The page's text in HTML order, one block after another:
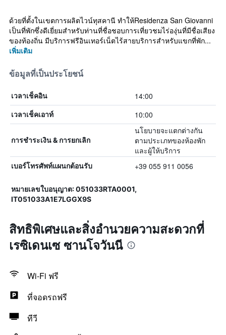
ด้วยที่ตั้งในเขตการผลิตไวน์ทุสคานี ทำให้Residenza San Giovanni
เป็นที่พักซึ่งดีเยี่ยมสำหรับท่านที่ชื่อชอบการเที่ยวชมไร่องุ่นที่มีชื่อเสียง
ของท้องถิ่น มีบริการฟรีอินเทอร์เน็ตไร้สายบริการสำหรับแขกที่พัก...
เพิ่มเติม
ข้อมูลที่เป็นประโยชน์
เวลาเช็คอิน 14:00
เวลาเช็คเอาท์ 10:00
การชำระเงิน & การยกเลิก
นโยบายจะแตกต่างกัน
ตามประเภทของห้องพัก
และผู้ให้บริการ
เบอร์โทรศัพท์แผนกต้อนรับ +39 055 911 0056
หมายเลขใบอนุญาต: 051033RTA0001,
IT051033A1E7LGGX9S
สิทธิพิเศษและสิ่งอำนวยความสะดวกที่
เรซิเดนเซ ซานโจวันนี
Wi-Fi ฟรี
ที่จอดรถฟรี
ทีวี